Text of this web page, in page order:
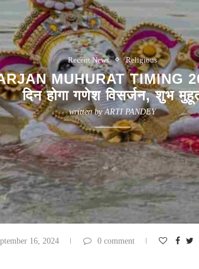
Recent News Religious
MUHURAT TIMING
दिन होगा गणेश विसर्जन, शुभ
written byARTI PANDEY
16, 2024 0 comment